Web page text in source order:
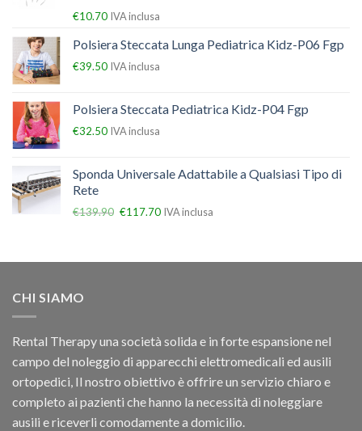
€10.70 IVA inclusa
Polsiera Steccata Lunga Pediatrica Kidz-P06 Fgp
€39.50 IVA inclusa
Polsiera Steccata Pediatrica Kidz-P04 Fgp
€32.50 IVA inclusa
Sponda Universale Adattabile a Qualsiasi Tipo di
Rete
€139.90 €117.70 IVA inclusa
CHI SIAMO
Rental Therapy una società solida e in forte espansione nel
campo del noleggio di apparecchi elettromedicali ed ausili
ortopedici, Il nostro obiettivo è offrire un servizio chiaro e
completo ai pazienti che hanno la necessità di noleggiare
ausili e riceverli comodamente a domicilio.